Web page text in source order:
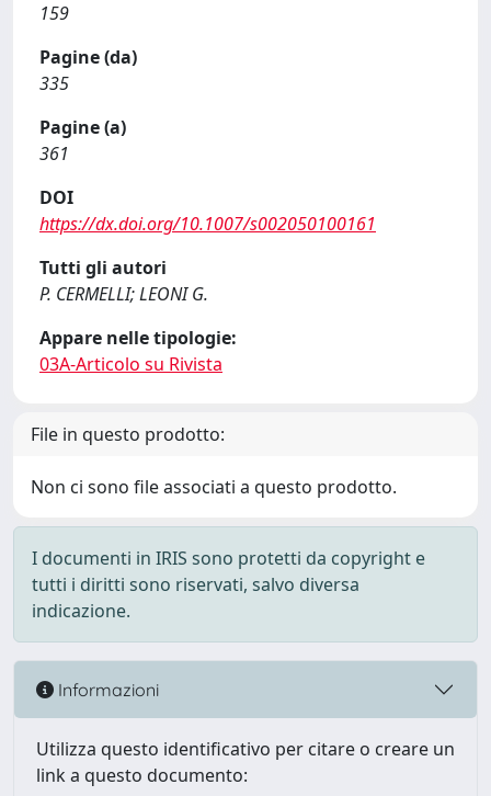
159
Pagine (da)
335
Pagine (a)
361
DOI
https://dx.doi.org/10.1007/s002050100161
Tutti gli autori
P. CERMELLI; LEONI G.
Appare nelle tipologie:
03A-Articolo su Rivista
File in questo prodotto:
Non ci sono file associati a questo prodotto.
I documenti in IRIS sono protetti da copyright e
tutti i diritti sono riservati, salvo diversa
indicazione.
Informazioni
Utilizza questo identificativo per citare o creare un
link a questo documento: